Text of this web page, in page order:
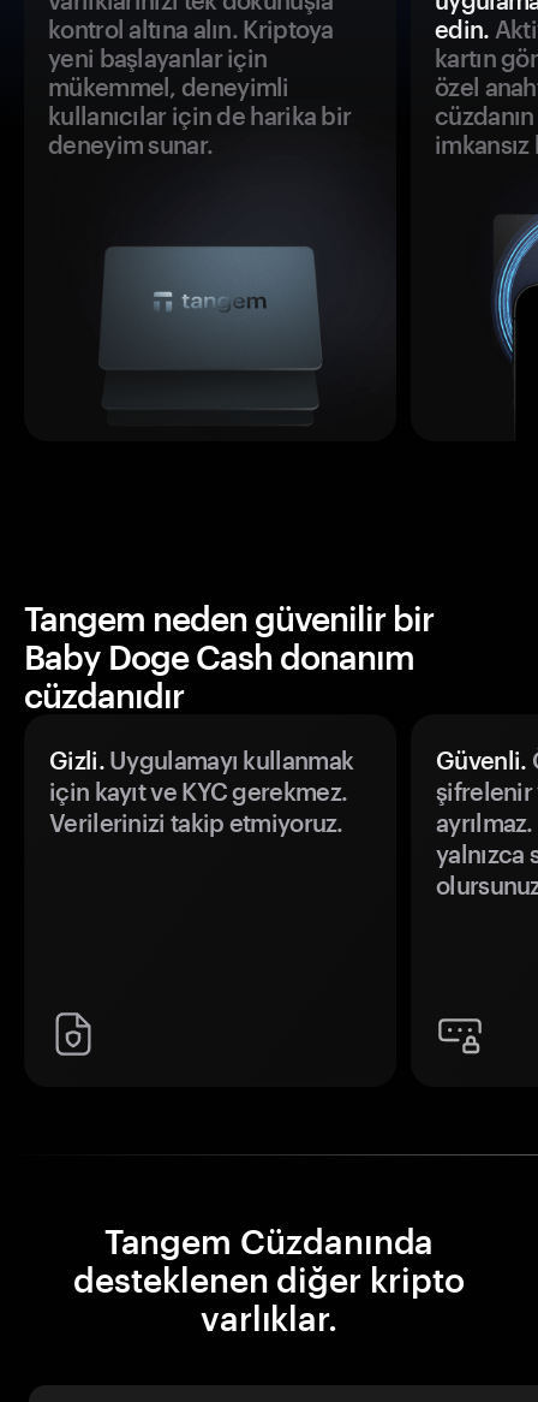
kontrol altına alın. Kriptoya
yeni başlayanlar için
mükemmel, deneyimli
kullanıcılar için de harika bir
deneyim sunar.
edin.
kartın
özel
Tangem neden güvenilir bir
Baby Doge Cash donanım
cüzdanıdır
Gizli.Uygulamayı kullanmak
için kayıt ve KYC gerekmez.
Verilerinizi takip etmiyoruz.
Güvenli.
şifrelenir
yalnızca
Tangem Cüzdanında
desteklenen diğer kripto
varlıklar.